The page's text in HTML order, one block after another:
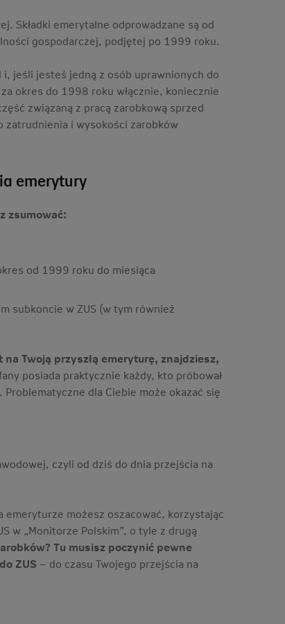
Składki emerytalne odprowadzane są od
gospodarczej, podjętej po 1999 roku.
i, jeśli jesteś jedną z osób uprawnionych do
okres do 1998 roku włącznie, koniecznie
związaną z pracą zarobkową sprzed
zatrudnienia i wysokości zarobków
emerytury
zsumować:
od 1999 roku do miesiąca
subkoncie w ZUS (w tym również
Twoją przyszłą emeryturę, znajdziesz,
posiada praktycznie każdy, kto próbował
dla Ciebie może okazać się
czyli od dziś do dnia przejścia na
możesz oszacować, korzystając
w „Monitorze Polskim”, o tyle z drugą
Tu musisz poczynić pewne
ZUS – do czasu Twojego przejścia na